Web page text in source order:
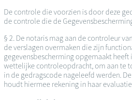
De controle die voorzien is door deze
de controle die de
§ 2. De notaris mag aan de controleur
de verslagen overmaken die zijn
gegevensbescherming opgemaakt heeft
wettelijke controleopdracht, om aan te
in de gedragscode nageleefd werden.
houdt hiermee rekening in haar